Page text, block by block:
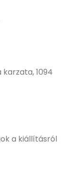
1094
a kiállításról